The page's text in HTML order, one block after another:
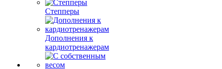
Степперы
Дополнения к
кардиотренажерам